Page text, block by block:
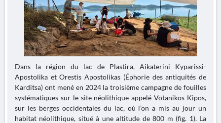
Dans la région du lac de Plastira, Aikaterini Kyparissi-
Apostolika et Orestis Apostolikas (Éphorie des antiquités de
Karditsa) ont mené en 2024 la troisième campagne de fouilles
systématiques sur le site néolithique appelé Votanikos Kipos,
sur les berges occidentales du lac, où l’on a mis au jour un
habitat néolithique, situé à une altitude de 800 m (fig. 1). La